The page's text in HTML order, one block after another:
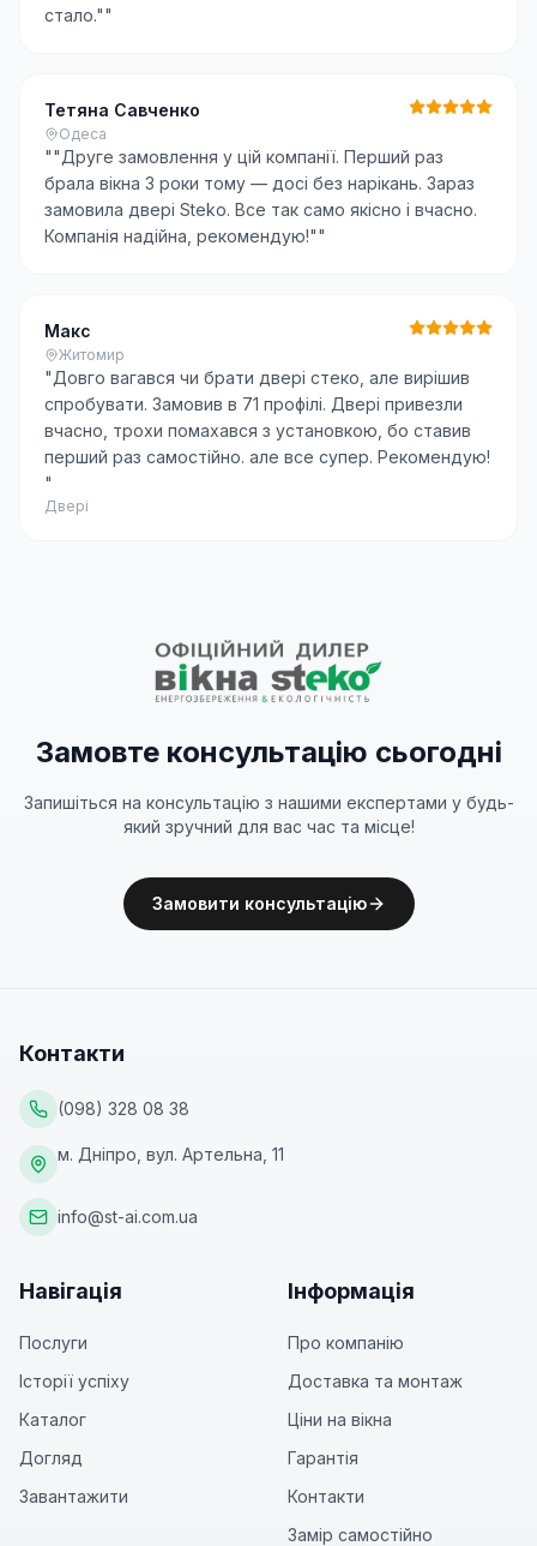
стало.""
Тетяна Савченко
Одеса
""Друге замовлення у цій компанії. Перший раз
брала вікна 3 роки тому — досі без нарікань. Зараз
замовила двері Steko. Все так само якісно і вчасно.
Компанія надійна, рекомендую!""
Макс
Житомир
"Довго вагався чи брати двері стеко, але вирішив
спробувати. Замовив в 71 профілі. Двері привезли
вчасно, трохи помахався з установкою, бо ставив
перший раз самостійно. але все супер. Рекомендую!
"
Двері
Замовте консультацію сьогодні
Запишіться на консультацію з нашими експертами у будь-
який зручний для вас час та місце!
Замовити консультацію
Контакти
(098) 328 08 38
м. Дніпро, вул. Артельна, 11
info@st-ai.com.ua
Навігація
Послуги
Історії успіху
Каталог
Догляд
Завантажити
Інформація
Про компанію
Доставка та монтаж
Ціни на вікна
Гарантія
Контакти
Замір самостійно